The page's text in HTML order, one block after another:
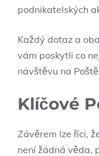
podnikatelských
Každý dotaz a
vám poskytli co
návštěvu na
Klíčové
Závěrem lze říci,
není žádná věda,